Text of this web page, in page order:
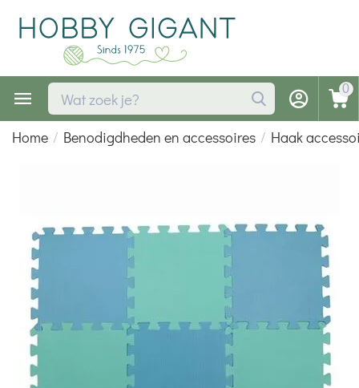
0
Home / Benodigdheden en accessoires / Haak